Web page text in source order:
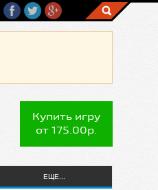
Купить игру
от 175.00р.
ЕЩЕ...